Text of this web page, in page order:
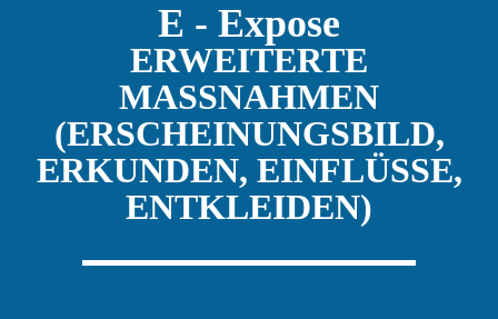
E - Expose
ERWEITERTE
MASSNAHMEN
(ERSCHEINUNGSBILD,
ERKUNDEN, EINFLÜSSE,
ENTKLEIDEN)